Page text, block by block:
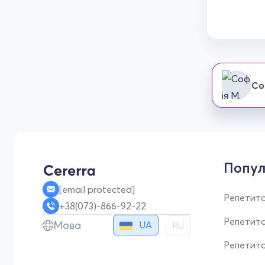
[email protected]
+38(073)-866-92-22
Мова UA RU